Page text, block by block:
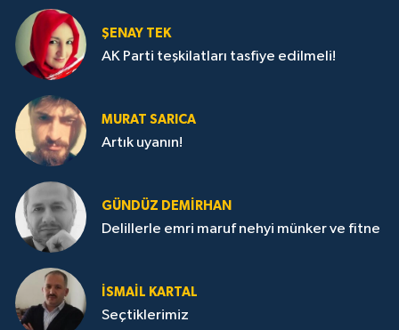
ŞENAY TEK
AK Parti teşkilatları tasfiye edilmeli!
MURAT SARICA
Artık uyanın!
GÜNDÜZ DEMIRHAN
Delillerle emri maruf nehyi münker ve fitne
İSMAIL KARTAL
Seçtiklerimiz